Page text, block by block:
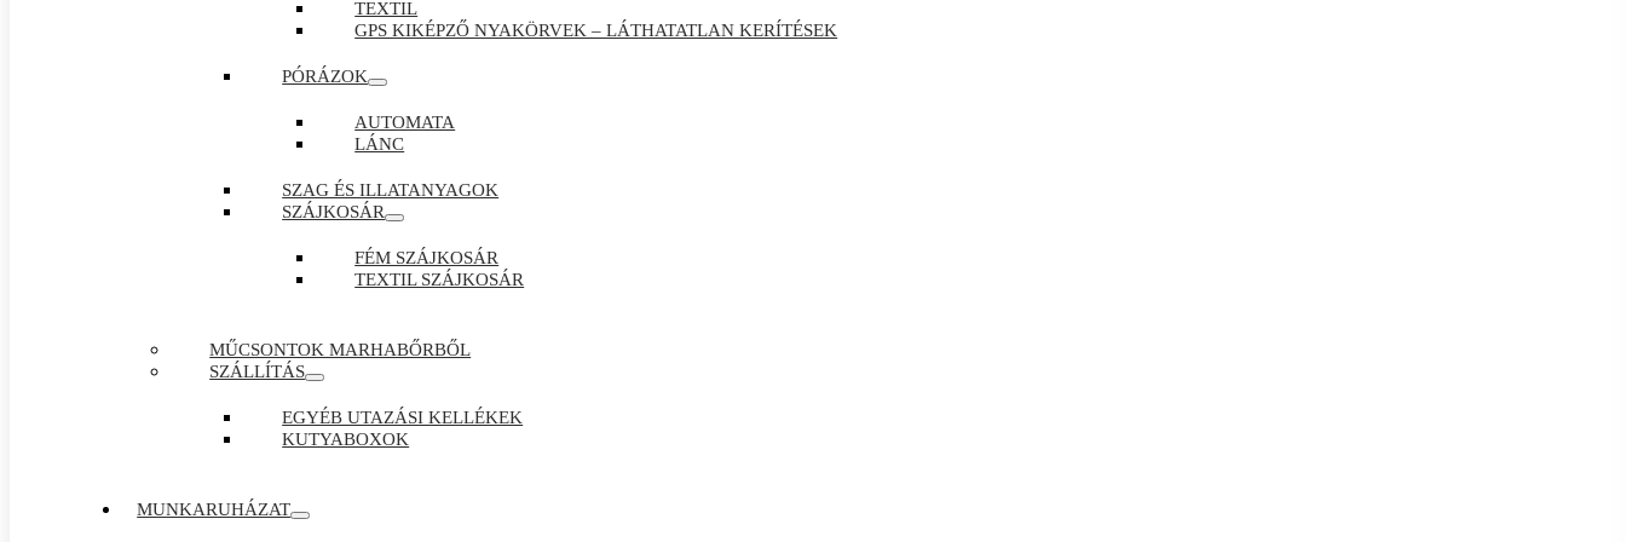
TEXTIL
GPS KIKÉPZŐ NYAKÖRVEK – LÁTHATATLAN KERÍTÉSEK
PÓRÁZOK
AUTOMATA
LÁNC
SZAG ÉS ILLATANYAGOK
SZÁJKOSÁR
FÉM SZÁJKOSÁR
TEXTIL SZÁJKOSÁR
MŰCSONTOK MARHABŐRBŐL
SZÁLLÍTÁS
EGYÉB UTAZÁSI KELLÉKEK
KUTYABOXOK
MUNKARUHÁZAT